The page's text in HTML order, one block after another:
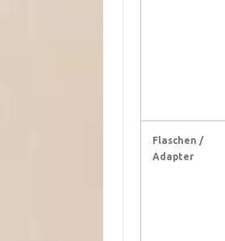
Flaschen /
Adapter